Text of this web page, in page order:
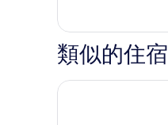
雙
人
房
的
台
鞦
韆
海
景
類似的住宿
墾丁凱撒大飯店